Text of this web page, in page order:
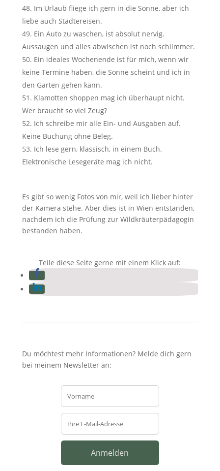
Im Urlaub fliege ich gern in die Sonne, aber ich
liebe auch Städtereisen.
Ein Auto zu waschen, ist absolut nervig.
Aussaugen und alles abwischen ist noch schlimmer.
Ein ideales Wochenende ist für mich, wenn wir
keine Termine haben, die Sonne scheint und ich in
den Garten gehen kann.
Klamotten shoppen mag ich überhaupt nicht.
Wer braucht so viel Zeug?
Ich schreibe mir alle Ein- und Ausgaben auf.
Keine Buchung ohne Beleg.
Ich lese gern, klassisch, in einem Buch.
Elektronische Lesegeräte mag ich nicht.
Es gibt so wenig Fotos von mir, weil ich lieber hinter
der Kamera stehe. Aber dies ist in Wien entstanden,
nachdem ich die Prüfung zur Wildkräuterpädagogin
bestanden haben.
Teile diese Seite gerne mit einem Klick auf:
Du möchtest mehr Informationen? Melde dich gern
bei meinem Newsletter an: